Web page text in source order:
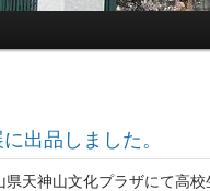
出品しました。
県天神山文化プラザにて高